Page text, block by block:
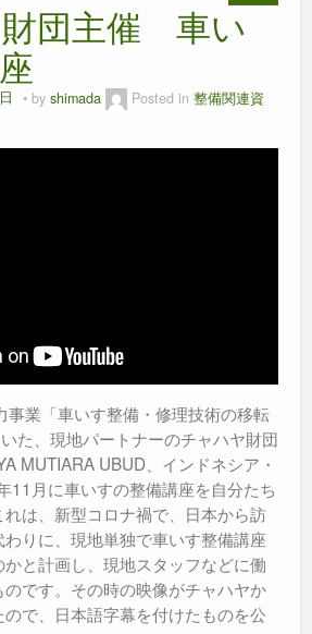
団主催 車い
by shimada Posted in 整備関連資
事業「車いす整備・修理技術の移転
た、現地パートナーのチャハヤ財団
MUTIARA UBUD、インドネシア・
11月に車いすの整備講座を自分たち
は、新型コロナ禍で、日本から訪
りに、現地単独で車いす整備講座
と計画し、現地スタッフなどに働
です。その時の映像がチャハヤか
で、日本語字幕を付けたものを公